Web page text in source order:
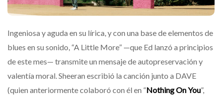
Ingeniosa y aguda en su lírica, y con una base de elementos de
blues en su sonido, “A Little More” —que Ed lanzó a principios
de este mes— transmite un mensaje de autopreservación y
valentía moral. Sheeran escribió la canción junto a DAVE
(quien anteriormente colaboró con él en “Nothing On You”,